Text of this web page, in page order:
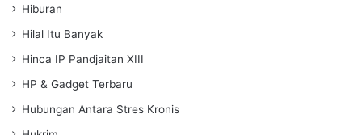
Hiburan
Hilal Itu Banyak
Hinca IP Pandjaitan XIII
HP & Gadget Terbaru
Hubungan Antara Stres Kronis